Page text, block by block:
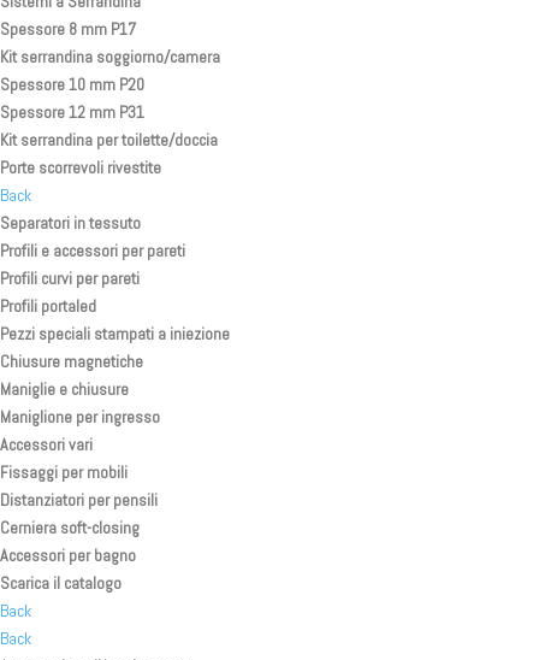
Spessore 8 mm P17
Kit serrandina soggiorno/camera
Spessore 10 mm P20
Spessore 12 mm P31
Kit serrandina per toilette/doccia
Porte scorrevoli rivestite
Back
Separatori in tessuto
Profili e accessori per pareti
Profili curvi per pareti
Profili portaled
Pezzi speciali stampati a iniezione
Chiusure magnetiche
Maniglie e chiusure
Maniglione per ingresso
Accessori vari
Fissaggi per mobili
Distanziatori per pensili
Cerniera soft-closing
Accessori per bagno
Scarica il catalogo
Back
Back